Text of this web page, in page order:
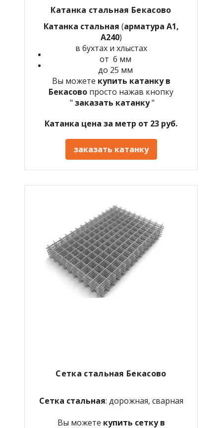
Катанка стальная Бекасово
Катанка стальная (арматура А1,
А240)
в бухтах и хлыстах
от 6 мм
до 25 мм
Вы можете купить катанку в
Бекасово просто нажав кнопку
" заказать катанку"
Катанка цена за метр от 23 руб.
заказать катанку
Сетка стальная Бекасово
Сетка стальная: дорожная, сварная
Вы можете купить сетку в